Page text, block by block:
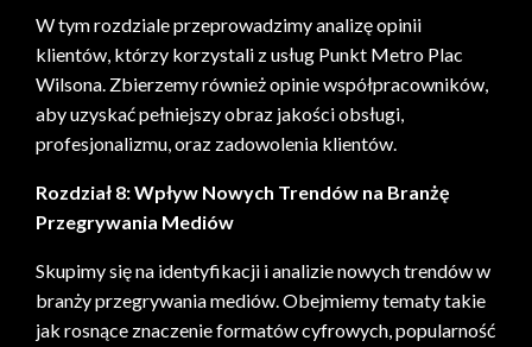
W tym rozdziale przeprowadzimy analizę opinii
klientów, którzy korzystali z usług Punkt Metro Plac
Wilsona. Zbierzemy również opinie współpracowników,
aby uzyskać pełniejszy obraz jakości obsługi,
profesjonalizmu, oraz zadowolenia klientów.
Rozdział 8: Wpływ Nowych Trendów na Branżę
Przegrywania Mediów
Skupimy się na identyfikacji i analizie nowych trendów w
branży przegrywania mediów. Obejmiemy tematy takie
jak rosnące znaczenie formatów cyfrowych, popularność